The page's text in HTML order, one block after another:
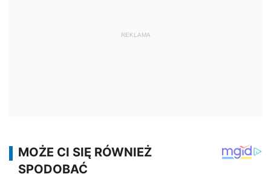
REKLAMA